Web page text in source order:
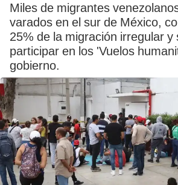
Miles de migrantes
varados en el sur de México,
25% de la migración irregular y
participar en los 'Vuelos
gobierno.